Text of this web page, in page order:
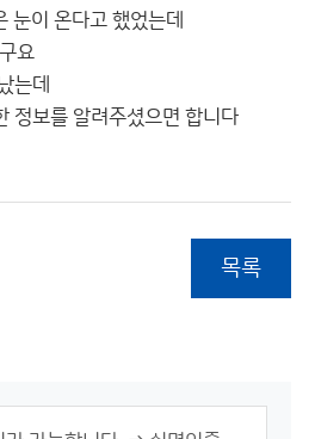
이 온다고 했었는데
요
는데
정보를 알려주셨으면 합니다
목록